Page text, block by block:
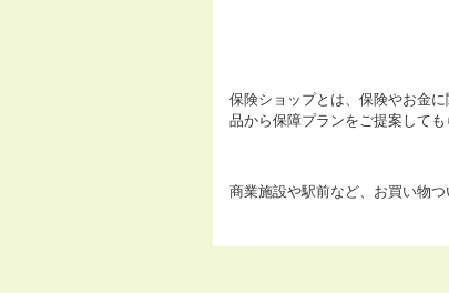
保険ショップとは、保険やお金
品から保障プランをご提案しても
商業施設や駅前など、お買い物